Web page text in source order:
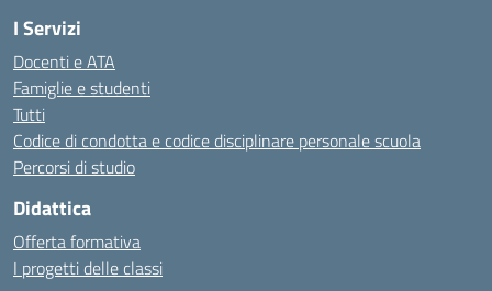
I Servizi
Docenti e ATA
Famiglie e studenti
Tutti
Codice di condotta e codice disciplinare personale scuola
Percorsi di studio
Didattica
Offerta formativa
I progetti delle classi